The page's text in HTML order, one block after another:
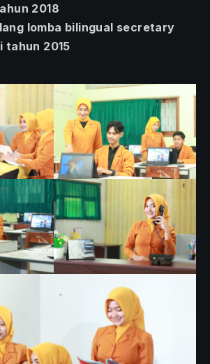
2018
lomba bilingual secretary
tahun 2015